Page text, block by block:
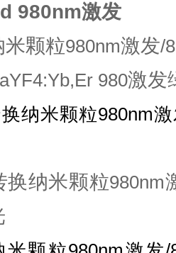
980nm激发
米颗粒980nm激发/
980激发
纳米颗粒980nm
换纳米颗粒980nm